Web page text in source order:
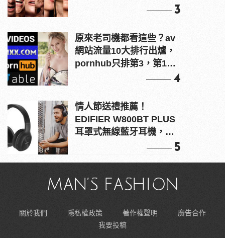
3
原來老司機都看這些？av
網站流量10大排行出爐，
pornhub只排第3，第1名
4
情人節送禮推薦！
EDIFIER W800BT PLUS
耳罩式無線藍牙耳機，在
5
關於我們 隱私權政策 著作權聲明
廣告合作
我要投稿